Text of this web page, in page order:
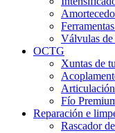
Válvulas de
OCTG
Xuntas de
Fío
Reparación e
Rascador